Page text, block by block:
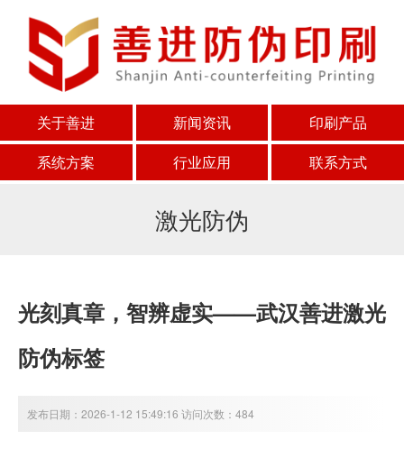
关于善进 新闻资讯
印刷产品
系统方案
行业应用 联系方式
激光防伪
光刻真章，智辨虚实——武汉善进激光
防伪标签
发布日期：2026-1-12 15:49:16 访问次数：484